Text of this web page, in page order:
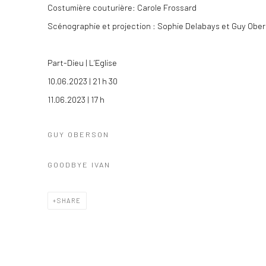
Costumière couturière: Carole Frossard
Scénographie et projection : Sophie Delabays et Guy
Part-Dieu | L’Eglise
10.06.2023 | 21 h 30
11.06.2023 | 17 h
GUY OBERSON
GOODBYE IVAN
SHARE